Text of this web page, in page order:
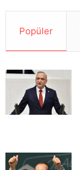
Popüler